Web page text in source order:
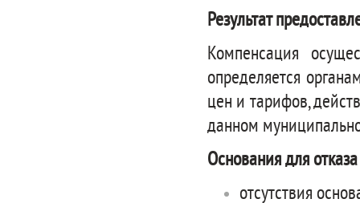
Результат
Компенсация
определяется
цен и тарифов,
данном
Основания для
отсутствия